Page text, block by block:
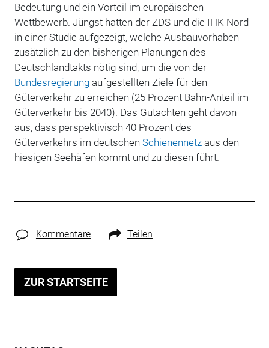
Bedeutung und ein Vorteil im europäischen
Wettbewerb. Jüngst hatten der ZDS und die IHK Nord
in einer Studie aufgezeigt, welche Ausbauvorhaben
zusätzlich zu den bisherigen Planungen des
Deutschlandtakts nötig sind, um die von der
Bundesregierungaufgestellten Ziele für den
Güterverkehr zu erreichen (25 Prozent Bahn-Anteil im
Güterverkehr bis 2040). Das Gutachten geht davon
aus, dass perspektivisch 40 Prozent des
Güterverkehrs im deutschen Schienennetzaus den
hiesigen Seehäfen kommt und zu diesen führt.
Kommentare Teilen
ZUR STARTSEITE